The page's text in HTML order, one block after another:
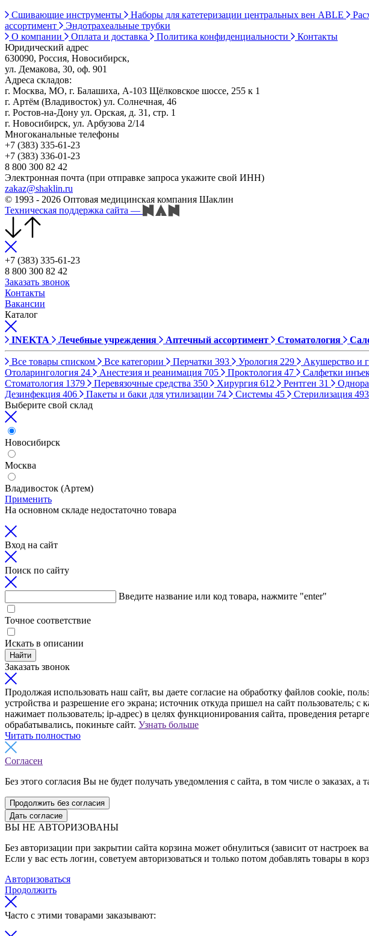
Сшивающие инструменты
Наборы для катетеризации центральных вен ABLE
ассортимент
Эндотрахеальные трубки
О компании
Оплата и доставка Политика конфиденциальности
Контакты
Юридический адрес
630090, Россия, Новосибирск,
ул. Демакова, 30, оф. 901
Адреса складов:
г. Москва, МО, г. Балашиха, А-103 Щёлковское шоссе, 255 к 1
г. Артём (Владивосток) ул. Солнечная, 46
г. Ростов-на-Дону ул. Орская, д. 31, стр. 1
г. Новосибирск, ул. Арбузова 2/14
Многоканальные телефоны
+7 (383) 335-61-23
+7 (383) 336-01-23
8 800 300 82 42
Электронная почта (при отправке запроса укажите свой ИНН)
zakaz@shaklin.ru
© 1993 - 2026 Оптовая медицинская компания Шаклин
Техническая поддержка сайта —
+7 (383) 335-61-23
8 800 300 82 42
Заказать звонок
Контакты
Вакансии
Каталог
INEKTA Лечебные учреждения Аптечный ассортимент Стоматология
Все товары списком Все категории Перчатки 393 Урология 229 Акушерство и
Отоларингология 24 Анестезия и реанимация 705 Проктология 47 Салфетки
Стоматология 1379 Перевязочные средства 350 Хирургия 612 Рентген 31
Дезинфекция 406 Пакеты и баки для утилизации 74 Системы 45 Стерилизация 493
Выберите свой склад
Новосибирск
Москва
Владивосток (Артем)
Применить
На основном складе недостаточно товара
Вход на сайт
Поиск по сайту
Введите название или код товара, нажмите "enter"
Точное соответствие
Искать в описании
Найти
Заказать звонок
Продолжая использовать наш сайт, вы даете согласие на обработку файлов cookie,
устройства и разрешение его экрана; источник откуда пришел на сайт пользователь;
нажимает пользователь; ip-адрес) в целях функционирования сайта, проведения
обрабатывались, покиньте сайт. Узнать больше
Читать полностью
Согласен
Без этого согласия Вы не будет получать уведомления с сайта, в том числе о заказах, а
Продолжить без согласия
Дать согласие
ВЫ НЕ АВТОРИЗОВАНЫ
Без авторизации при закрытии сайта корзина может обнулиться (зависит от настроек
Если у вас есть логин, советуем авторизоваться и только потом добавлять товары в
Авторизоваться
Продолжить
Часто с этими товарами заказывают: